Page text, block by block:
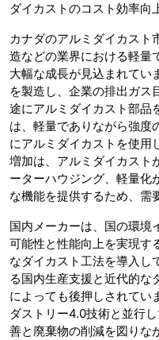
ダイカストのコスト効率向
カナダのアルミダイカスト
造などの業界における軽量
大幅な成長が見込まれてい
を製造し、企業の排出ガス
途にアルミダイカスト部品
は、軽量でありながら強度
にアルミダイカストを使用
増加は、アルミダイカスト
ーターハウジング、軽量化
な機能を提供するため、需
国内メーカーは、国の環境
可能性と性能向上を実現す
なダイカスト工法を導入し
る国内生産支援と近代的な
によっても後押しされてい
ダストリー4.0技術と並行
善と廃棄物の削減を図りな